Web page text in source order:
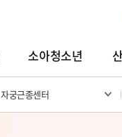
소아청소년
자궁근종센터